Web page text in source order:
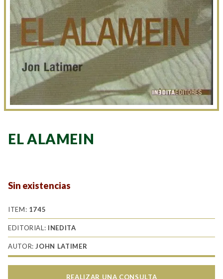
EL ALAMEIN
Sin existencias
ITEM: 1745
EDITORIAL: INEDITA
AUTOR:JOHN LATIMER
REALIZAR UNA CONSULTA